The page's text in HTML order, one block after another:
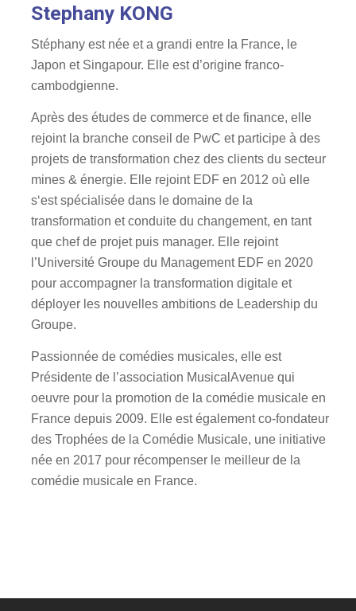
Stephany KONG
Stéphany est née et a grandi entre la France, le
Japon et Singapour. Elle est d’origine franco-
cambodgienne.
Après des études de commerce et de finance, elle
rejoint la branche conseil de PwC et participe à des
projets de transformation chez des clients du secteur
mines & énergie. Elle rejoint EDF en 2012 où elle
s‘est spécialisée dans le domaine de la
transformation et conduite du changement, en tant
que chef de projet puis manager. Elle rejoint
l’Université Groupe du Management EDF en 2020
pour accompagner la transformation digitale et
déployer les nouvelles ambitions de Leadership du
Groupe.
Passionnée de comédies musicales, elle est
Présidente de l’association MusicalAvenue qui
oeuvre pour la promotion de la comédie musicale en
France depuis 2009. Elle est également co-fondateur
des Trophées de la Comédie Musicale, une initiative
née en 2017 pour récompenser le meilleur de la
comédie musicale en France.